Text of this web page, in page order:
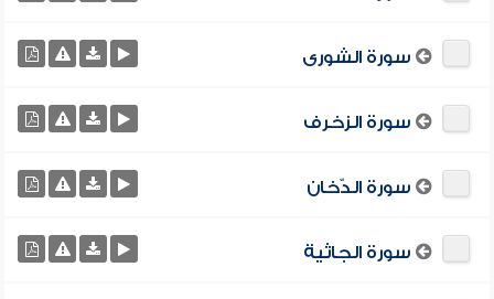
سورة الشورى
سورة الزخرف
سورة الدّخان
سورة الجاثية